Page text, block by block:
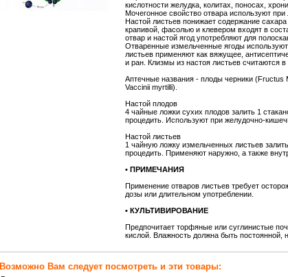
кислотности желудка, колитах, поносах,
Мочегонное свойство отвара используют
Настой листьев понижает содержание
крапивой, фасолью и клевером входят в
отвар и настой ягод употребляют для
Отваренные измельченные ягоды
листьев применяют как вяжущее,
и ран. Клизмы из настоя листьев считаются
Аптечные названия - плоды черники (Fructus
Vaccinii myrtilli).
Настой плодов
4 чайные ложки сухих плодов залить 1
процедить. Используют при желудочно-
Настой листьев
1 чайную ложку измельченных листьев
процедить. Применяют наружно, а также
• ПРИМЕЧАНИЯ
Применение отваров листьев требует
дозы или длительном употреблении.
• КУЛЬТИВИРОВАНИЕ
Предпочитает торфяные или суглинистые
кислой. Влажность должна быть
Возможно Вам следует посмотреть и эти товары: